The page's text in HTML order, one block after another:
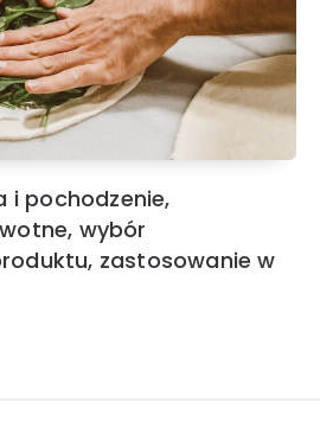
i pochodzenie,
wybór
zastosowanie w